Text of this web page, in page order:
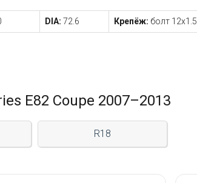
DIA: 72.6 Крепёж: болт 12x1.5
E82 Coupe 2007–2013
R18